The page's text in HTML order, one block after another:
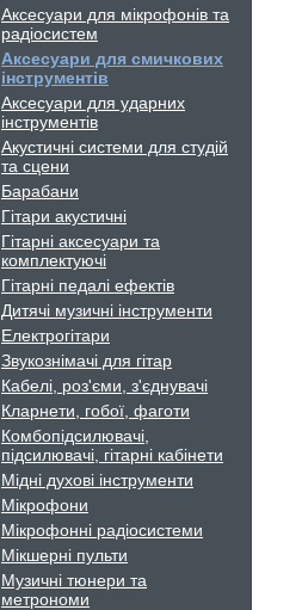
Аксесуари для мікрофонів та
радіосистем
Аксесуари для смичкових
інструментів
Аксесуари для ударних
інструментів
Акустичні системи для студій
та сцени
Барабани
Гітари акустичні
Гітарні аксесуари та
комплектуючі
Гітарні педалі ефектів
Дитячі музичні інструменти
Електрогітари
Звукознімачі для гітар
Кабелі, роз'єми, з'єднувачі
Кларнети, гобої, фаготи
Комбопідсилювачі,
підсилювачі, гітарні кабінети
Мідні духові інструменти
Мікрофони
Мікрофонні радіосистеми
Мікшерні пульти
Музичні тюнери та
метрономи